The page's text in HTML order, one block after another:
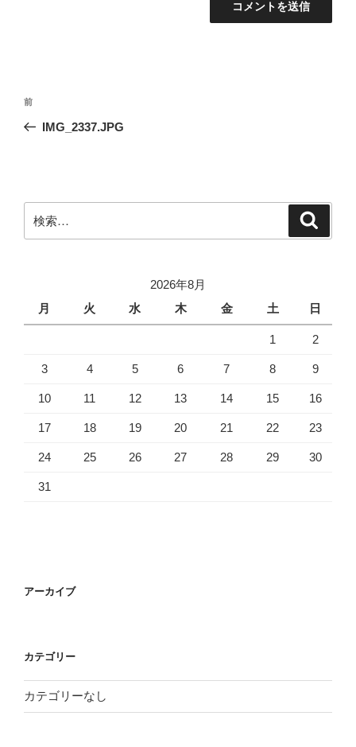
投
ー
シ
前
の
前
IMG_2337.JPG
索:
2026年8月
月
火 水 木 金 土 日
1 2
3 4 5 6 7 8 9
10 11 12 13 14 15 16
17 18 19 20 21 22 23
24 25 26 27 28 29 30
31
アーカイブ
カテゴリー
カテゴリーなし